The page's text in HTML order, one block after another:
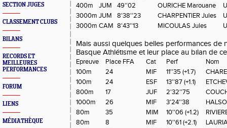
SECTION JUGES
CLASSEMENT CLUBS
BILANS
RECORDS ET
MEILLEURES
PERFORMANCES
FORUM
LIENS
MÉDIATHÈQUE
400m
JUM 49''02 OURICHE Marouane
3000m JUM 8'38''23 CHARPENTIER Jules
3000m CAM 8'43''13 MICOULAS Jules
Mais aussi quelques belles performances de
Basque Athlétisme et leur place au bilan de
Epreuve Place FFA Cat Perf
Nom
100m
24 MIF 11''35 (+1.7)
100m
24 ESF 13''87 (+1.1)
800m
17 JUF 2'32''75
1000m
26 MIF 3'24''38
80m
35 MIM 10''06 (+1.2)
80m
8 MIF 10''61 (+2.1)